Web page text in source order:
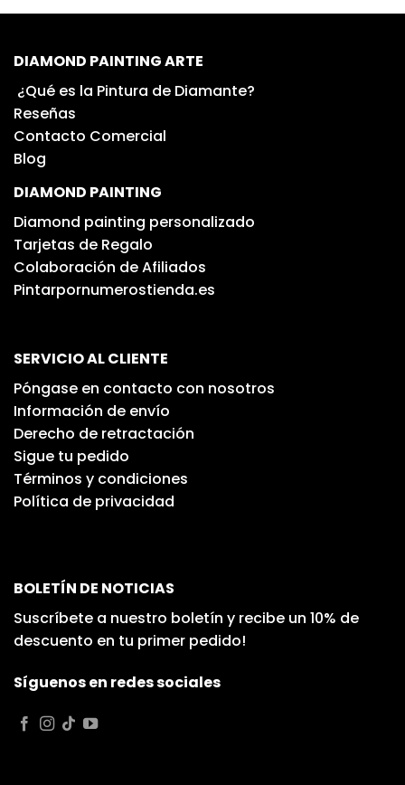
DIAMOND PAINTING ARTE
¿Qué es la Pintura de Diamante?
Reseñas
Contacto Comercial
Blog
DIAMOND PAINTING
Diamond painting personalizado
Tarjetas de Regalo
Colaboración de Afiliados
Pintarpornumerostienda.es
SERVICIO AL CLIENTE
Póngase en contacto con nosotros
Información de envío
Derecho de retractación
Sigue tu pedido
Términos y condiciones
Política de privacidad
BOLETÍN DE NOTICIAS
Suscríbete a nuestro boletín y recibe un 10% de
descuento en tu primer pedido!
Síguenos en redes sociales